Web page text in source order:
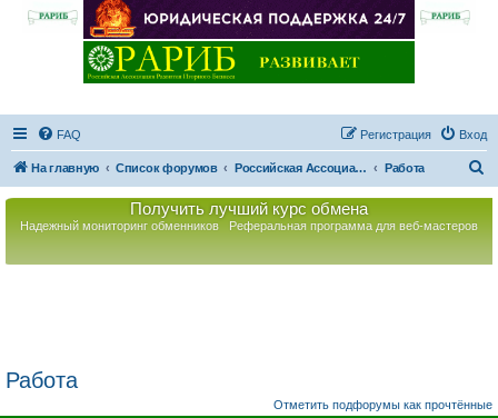
FAQ Вход
Регистрация
На главную Список форумов Российская Ассоциация Развития Игорного Бизнеса Работа
Получить лучший курс обмена
Надежный мониторинг обменников Реферальная программа для веб-мастеров
Работа
Отметить подфорумы как прочтённые